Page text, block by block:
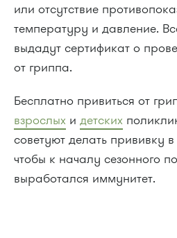
или отсутствие
температуру и давление.
выдадут сертификат о
от гриппа.
Бесплатно привиться от
взрослых и детских
советуют делать прививку
чтобы к началу сезонного
выработался иммунитет.